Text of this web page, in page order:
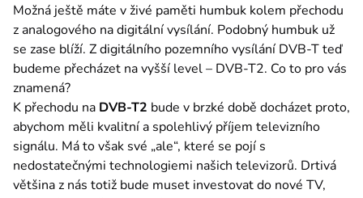
Pro média
Tiskové zprávy a kontakty pro média.
Kontakty
Ať už budete potřebovat cokoliv, jsme tu pro vás. Můžete nám
Půjčka Provident
Půjčka Provi Desetinka
Možná ještě máte v živé paměti humbuk kolem přechodu
z analogového na digitální vysílání. Podobný humbuk už
se zase blíží. Z digitálního pozemního vysílání DVB-T teď
budeme přecházet na vyšší level – DVB-T2. Co to pro vás
znamená?
K přechodu na DVB-T2 bude v brzké době docházet proto,
abychom měli kvalitní a spolehlivý příjem televizního
signálu. Má to však své „ale“, které se pojí s
nedostatečnými technologiemi našich televizorů. Drtivá
většina z nás totiž bude muset investovat do nové TV,